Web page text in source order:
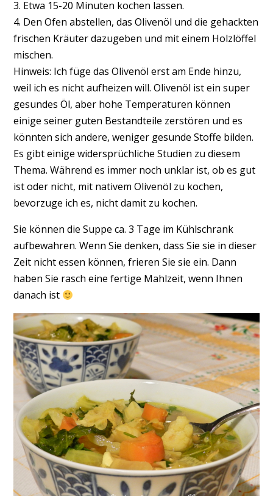
3. Etwa 15-20 Minuten kochen lassen.
4. Den Ofen abstellen, das Olivenöl und die gehackten
frischen Kräuter dazugeben und mit einem Holzlöffel
mischen.
Hinweis: Ich füge das Olivenöl erst am Ende hinzu,
weil ich es nicht aufheizen will. Olivenöl ist ein super
gesundes Öl, aber hohe Temperaturen können
einige seiner guten Bestandteile zerstören und es
könnten sich andere, weniger gesunde Stoffe bilden.
Es gibt einige widersprüchliche Studien zu diesem
Thema. Während es immer noch unklar ist, ob es gut
ist oder nicht, mit nativem Olivenöl zu kochen,
bevorzuge ich es, nicht damit zu kochen.
Sie können die Suppe ca. 3 Tage im Kühlschrank
aufbewahren. Wenn Sie denken, dass Sie sie in dieser
Zeit nicht essen können, frieren Sie sie ein. Dann
haben Sie rasch eine fertige Mahlzeit, wenn Ihnen
danach ist